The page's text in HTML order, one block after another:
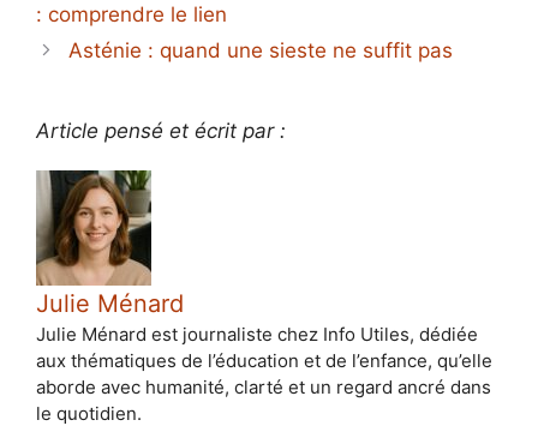
: comprendre le lien
Asténie : quand une sieste ne suffit pas
Article pensé et écrit par :
Julie Ménard
Julie Ménard est journaliste chez Info Utiles, dédiée
aux thématiques de l’éducation et de l’enfance, qu’elle
aborde avec humanité, clarté et un regard ancré dans
le quotidien.